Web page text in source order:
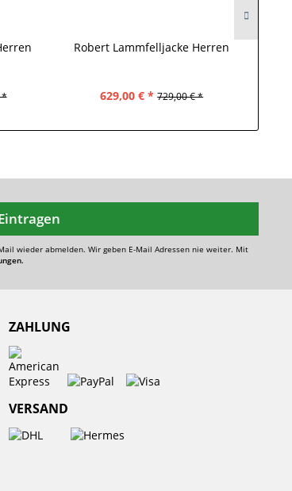
*
Robert Lammfelljacke Herren
629,00 € * 729,00 € *
wieder abmelden. Wir geben E-Mail Adressen nie weiter. Mit
ZAHLUNG
VERSAND